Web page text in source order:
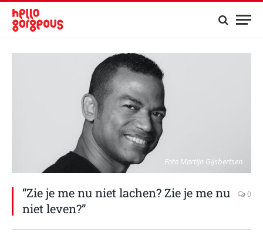
Foto Martijn Gijsbertsen
“Zie je me nu niet lachen? Zie je me nu
niet leven?”
0